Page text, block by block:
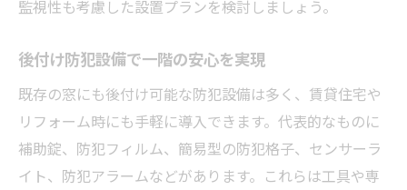
監視性も考慮した設置プランを検討しましょう。
後付け防犯設備で一階の安心を実現
既存の窓にも後付け可能な防犯設備は多く、賃貸住宅や
リフォーム時にも手軽に導入できます。代表的なものに
補助錠、防犯フィルム、簡易型の防犯格子、センサーラ
イト、防犯アラームなどがあります。これらは工具や専